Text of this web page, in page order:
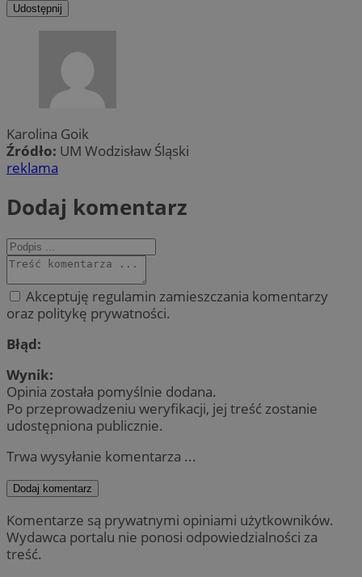
Udostępnij
Karolina Goik
Źródło: UM Wodzisław Śląski
reklama
Dodaj komentarz
Akceptuję regulamin zamieszczania komentarzy
oraz politykę prywatności.
Błąd:
Wynik:
Opinia została pomyślnie dodana.
Po przeprowadzeniu weryfikacji, jej treść zostanie
udostępniona publicznie.
Trwa wysyłanie komentarza ...
Dodaj komentarz
Komentarze są prywatnymi opiniami użytkowników.
Wydawca portalu nie ponosi odpowiedzialności za
treść.